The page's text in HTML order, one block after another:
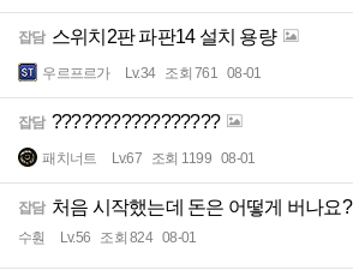
잡담 스위치2판 파판14 설치 용량
우르프르가 Lv.34 조회 761 08-01
잡담 ?????????????????
패치너트 Lv.67 조회 1199 08-01
잡담 처음 시작했는데 돈은 어떻게 버나요?
수훤 Lv.56 조회 824 08-01